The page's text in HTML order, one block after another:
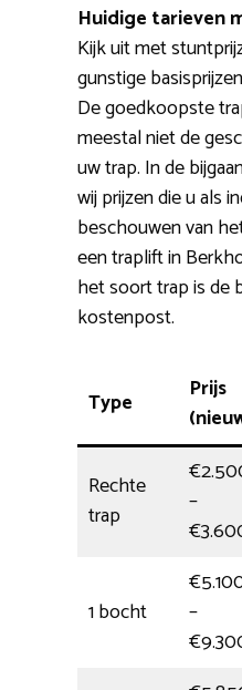
Huidige tarieven
Kijk uit met
gunstige
De goedkoopste
meestal niet de
uw trap. In de
wij prijzen die u als
beschouwen van
een traplift in
het soort trap is de
kostenpost.
Type
Prijs
Rechte
trap
–
1 bocht
–